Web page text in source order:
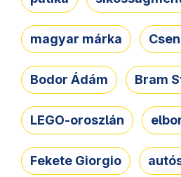
magyar márka
Bodor Ádám Bram
LEGO-oroszlán
Fekete Giorgio